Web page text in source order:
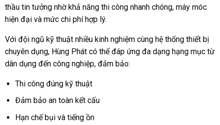
thầu tin tưởng nhờ khả năng thi công nhanh chóng, máy móc
hiện đại và mức chi phí hợp lý.
Với đội ngũ kỹ thuật nhiều kinh nghiệm cùng hệ thống thiết bị
chuyên dụng, Hùng Phát có thể đáp ứng đa dạng hạng mục từ
dân dụng đến công nghiệp, đảm bảo:
Thi công đúng kỹ thuật
Đảm bảo an toàn kết cấu
Hạn chế bụi và tiếng ồn